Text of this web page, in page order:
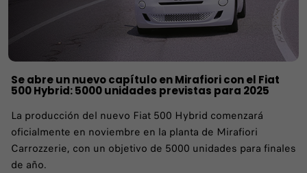
Se abre un nuevo capítulo en Mirafiori con el Fiat
500 Hybrid: 5000 unidades previstas para 2025
La producción del nuevo Fiat 500 Hybrid comenzará
oficialmente en noviembre en la planta de Mirafiori
Carrozzerie, con un objetivo de 5000 unidades para finales
de año.